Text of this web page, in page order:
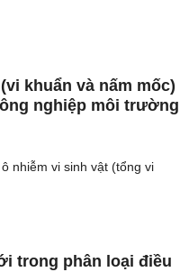
khuẩn và nấm mốc)
nghiệp môi trường
nhiễm vi sinh vật (tổng vi
trong phân loại điều